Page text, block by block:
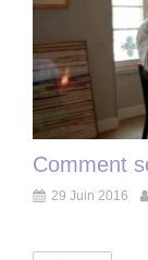
Comment
29 Juin 2016